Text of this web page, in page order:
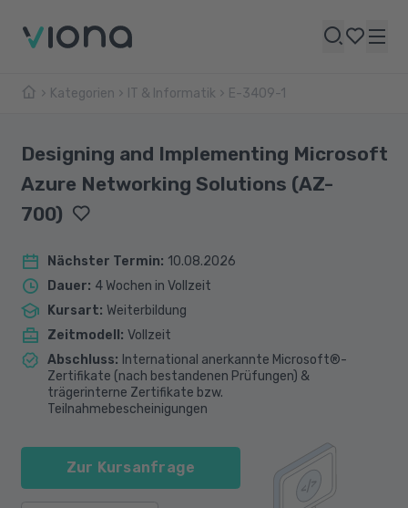
Kategorien IT & Informatik E-3409-1
Designing and Implementing Microsoft
Azure Networking Solutions (AZ-
700)
Nächster Termin: 10.08.2026
Dauer: 4 Wochen in Vollzeit
Kursart: Weiterbildung
Zeitmodell : Vollzeit
Abschluss: International anerkannte Microsoft®-
Zertifikate (nach bestandenen Prüfungen) &
trägerinterne Zertifikate bzw.
Teilnahmebescheinigungen
Zur Kursanfrage